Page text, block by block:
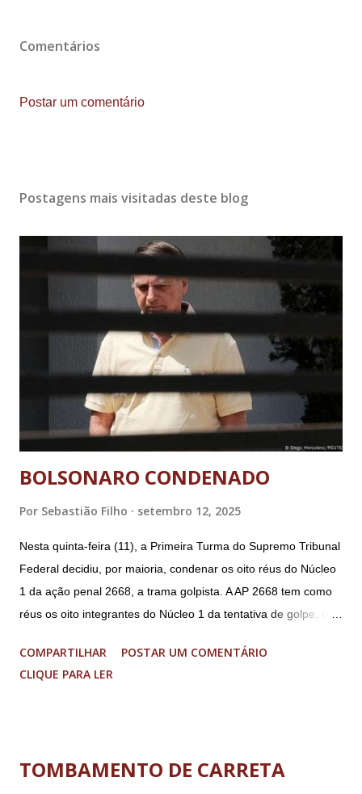
Comentários
Postar um comentário
Postagens mais visitadas deste blog
BOLSONARO CONDENADO
Por Sebastião Filho setembro 12, 2025
Nesta quinta-feira (11), a Primeira Turma do Supremo Tribunal
Federal decidiu, por maioria, condenar os oito réus do Núcleo
1 da ação penal 2668, a trama golpista. A AP 2668 tem como
réus os oito integrantes do Núcleo 1 da tentativa de golpe, ou
(PGR): o deputado federal Alexandre Ramagem, ex-diretor da
Agência Brasileira de Inteligência (Abin); o almirante Almir
Segurança Institucional (GSI); o tenente-coronel Mauro Cid,
COMPARTILHAR
POSTAR UM COMENTÁRIO
CLIQUE PARA LER
TOMBAMENTO DE CARRETA